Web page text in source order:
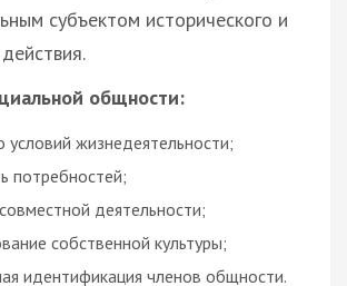
субъектом исторического и
общности:
условий жизнедеятельности;
потребностей;
деятельности;
собственной культуры;
идентификация членов общности.